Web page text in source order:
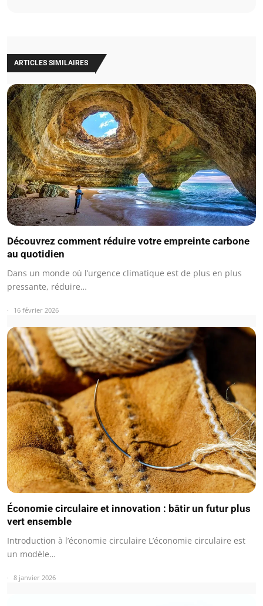
ARTICLES SIMILAIRES
Découvrez comment réduire votre empreinte carbone
au quotidien
Dans un monde où l’urgence climatique est de plus en plus
pressante, réduire…
16 février 2026
Économie circulaire et innovation : bâtir un futur plus
vert ensemble
Introduction à l’économie circulaire L’économie circulaire est
un modèle…
8 janvier 2026